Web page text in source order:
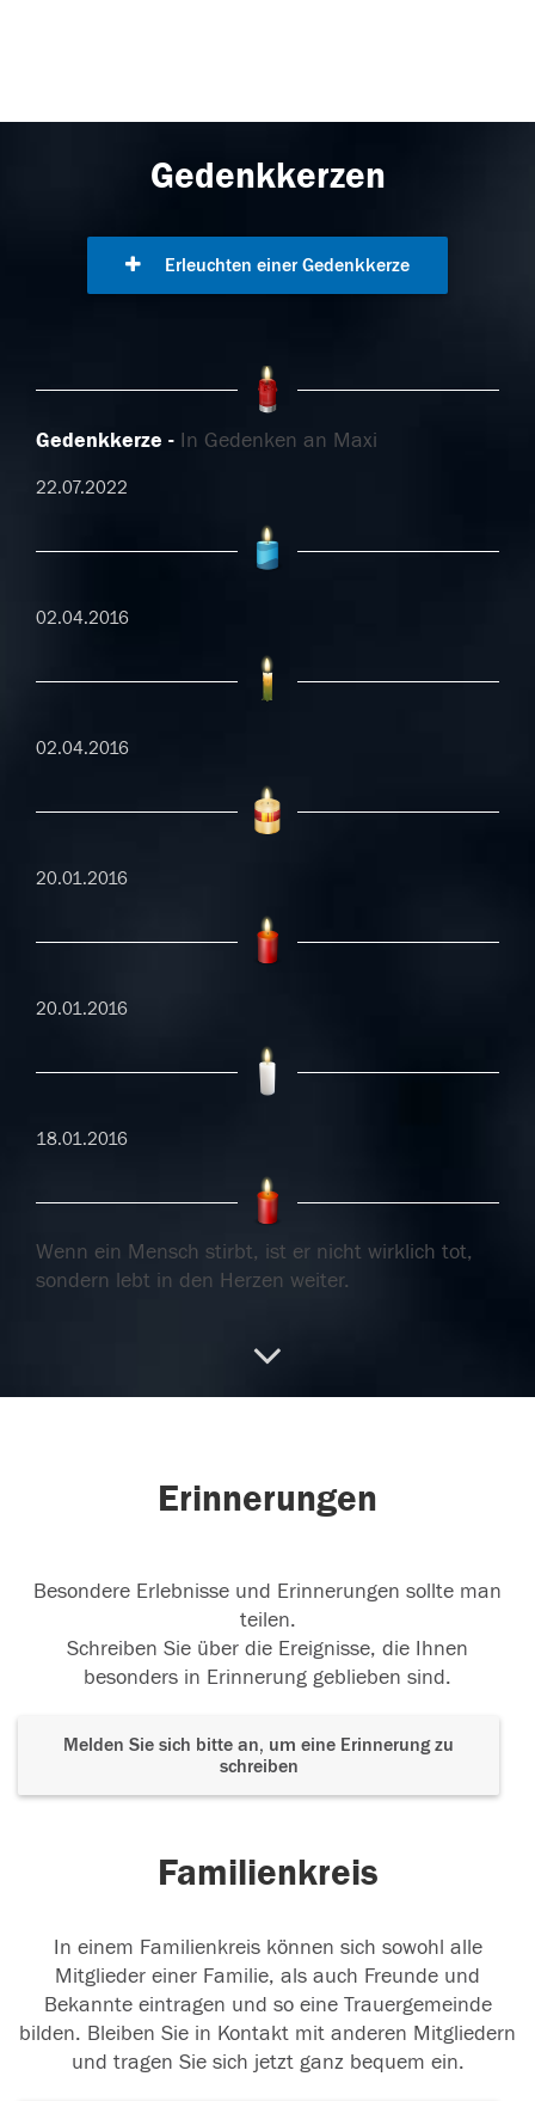
Gedenkkerzen
Erleuchten einer Gedenkkerze
Gedenkkerze In Gedenken an Maxi
22.07.2022
02.04.2016
02.04.2016
20.01.2016
20.01.2016
18.01.2016
Wenn ein Mensch stirbt, ist er nicht wirklich tot,
sondern lebt in den Herzen weiter.
17.01.2016
Erinnerungen
Besondere Erlebnisse und Erinnerungen sollte man
teilen.
Schreiben Sie über die Ereignisse, die Ihnen
besonders in Erinnerung geblieben sind.
Melden Sie sich bitte an, um eine Erinnerung zu
schreiben
Familienkreis
In einem Familienkreis können sich sowohl alle
Mitglieder einer Familie, als auch Freunde und
Bekannte eintragen und so eine Trauergemeinde
bilden. Bleiben Sie in Kontakt mit anderen Mitgliedern
und tragen Sie sich jetzt ganz bequem ein.